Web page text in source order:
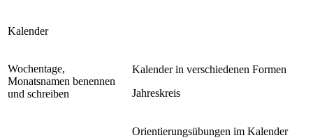
Kalender
Wochentage,
Monatsnamen benennen
und schreiben
Kalender in verschiedenen Formen
Jahreskreis
Orientierungsübungen im Kalender